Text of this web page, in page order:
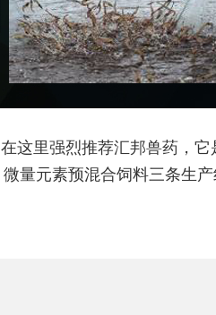
在这里强烈推荐汇邦兽药，
量元素预混合饲料三条生